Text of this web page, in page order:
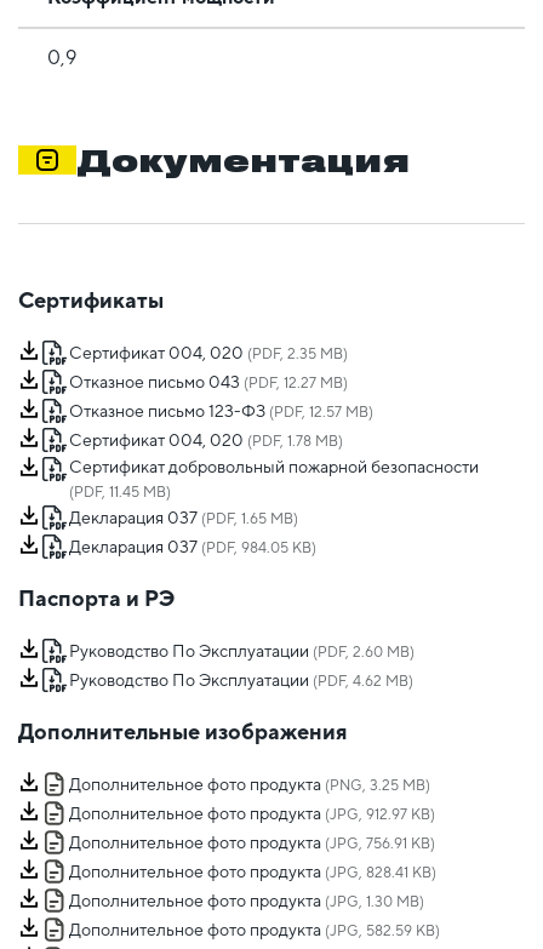
0,9
Документация
Сертификаты
Сертификат 004, 020 (PDF, 2.35 MB)
Отказное письмо 043 (PDF, 12.27 MB)
Отказное письмо 123-ФЗ (PDF, 12.57 MB)
Сертификат 004, 020 (PDF, 1.78 MB)
Сертификат добровольный пожарной безопасности
(PDF, 11.45 MB)
Декларация 037 (PDF, 1.65 MB)
Декларация 037 (PDF, 984.05 KB)
Паспорта и РЭ
Руководство По Эксплуатации (PDF, 2.60 MB)
Руководство По Эксплуатации (PDF, 4.62 MB)
Дополнительные изображения
Дополнительное фото продукта (PNG, 3.25 MB)
Дополнительное фото продукта (JPG, 912.97 KB)
Дополнительное фото продукта (JPG, 756.91 KB)
Дополнительное фото продукта (JPG, 828.41 KB)
Дополнительное фото продукта (JPG, 1.30 MB)
Дополнительное фото продукта (JPG, 582.59 KB)